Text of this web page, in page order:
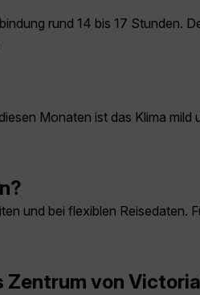
rund 14 bis 17 Stunden.
Monaten ist das Klima
und bei flexiblen
Zentrum von